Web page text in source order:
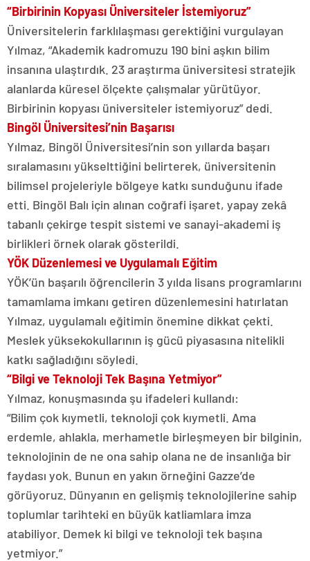
“Birbirinin Kopyası Üniversiteler İstemiyoruz”
Üniversitelerin farklılaşması gerektiğini vurgulayan
Yılmaz, “Akademik kadromuzu 190 bini aşkın bilim
insanına ulaştırdık. 23 araştırma üniversitesi stratejik
alanlarda küresel ölçekte çalışmalar yürütüyor.
Birbirinin kopyası üniversiteler istemiyoruz” dedi.
Bingöl Üniversitesi’nin Başarısı
Yılmaz, Bingöl Üniversitesi’nin son yıllarda başarı
sıralamasını yükselttiğini belirterek, üniversitenin
bilimsel projeleriyle bölgeye katkı sunduğunu ifade
etti. Bingöl Balı için alınan coğrafi işaret, yapay zekâ
tabanlı çekirge tespit sistemi ve sanayi-akademi iş
birlikleri örnek olarak gösterildi.
YÖK Düzenlemesi ve Uygulamalı Eğitim
YÖK’ün başarılı öğrencilerin 3 yılda lisans programlarını
tamamlama imkanı getiren düzenlemesini hatırlatan
Yılmaz, uygulamalı eğitimin önemine dikkat çekti.
Meslek yüksekokullarının iş gücü piyasasına nitelikli
katkı sağladığını söyledi.
“Bilgi ve Teknoloji Tek Başına Yetmiyor”
Yılmaz, konuşmasında şu ifadeleri kullandı:
“Bilim çok kıymetli, teknoloji çok kıymetli. Ama
erdemle, ahlakla, merhametle birleşmeyen bir bilginin,
teknolojinin de ne ona sahip olana ne de insanlığa bir
faydası yok. Bunun en yakın örneğini Gazze’de
görüyoruz. Dünyanın en gelişmiş teknolojilerine sahip
toplumlar tarihteki en büyük katliamlara imza
atabiliyor. Demek ki bilgi ve teknoloji tek başına
yetmiyor.”